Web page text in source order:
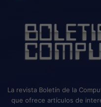
La revista Boletín de la
que ofrece artículos de